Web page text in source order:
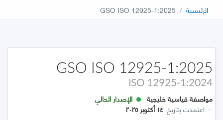
الرئيسية GSO ISO 12925-1:2025
GSO ISO 12925-1:2025
ISO 12925-1:2024
مواصفة قياسية خليجية
الإصدار الحالي
· اعتمدت بتاريخ ١٤ أكتوبر ٢٠٢٥